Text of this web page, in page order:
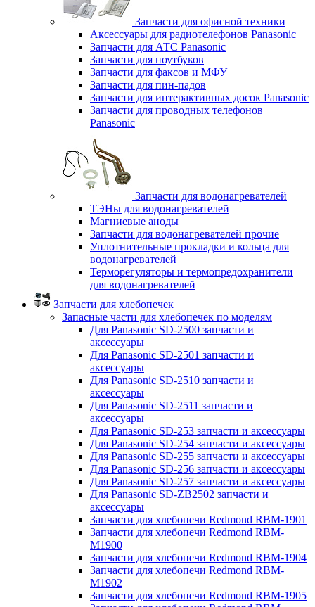
Запчасти для офисной техники
Аксессуары для радиотелефонов Panasonic
Запчасти для АТС Panasonic
Запчасти для ноутбуков
Запчасти для факсов и МФУ
Запчасти для пин-падов
Запчасти для интерактивных досок Panasonic
Запчасти для проводных телефонов
Panasonic
Запчасти для водонагревателей
ТЭНы для водонагревателей
Магниевые аноды
Запчасти для водонагревателей прочие
Уплотнительные прокладки и кольца для
водонагревателей
Терморегуляторы и термопредохранители
для водонагревателей
Запчасти для хлебопечек
Запасные части для хлебопечек по моделям
Для Panasonic SD-2500 запчасти и
аксессуары
Для Panasonic SD-2501 запчасти и
аксессуары
Для Panasonic SD-2510 запчасти и
аксессуары
Для Panasonic SD-2511 запчасти и
аксессуары
Для Panasonic SD-253 запчасти и аксессуары
Для Panasonic SD-254 запчасти и аксессуары
Для Panasonic SD-255 запчасти и аксессуары
Для Panasonic SD-256 запчасти и аксессуары
Для Panasonic SD-257 запчасти и аксессуары
Для Panasonic SD-ZB2502 запчасти и
аксессуары
Запчасти для хлебопечи Redmond RBM-1901
Запчасти для хлебопечи Redmond RBM-
M1900
Запчасти для хлебопечи Redmond RBM-1904
Запчасти для хлебопечи Redmond RBM-
M1902
Запчасти для хлебопечи Redmond RBM-1905